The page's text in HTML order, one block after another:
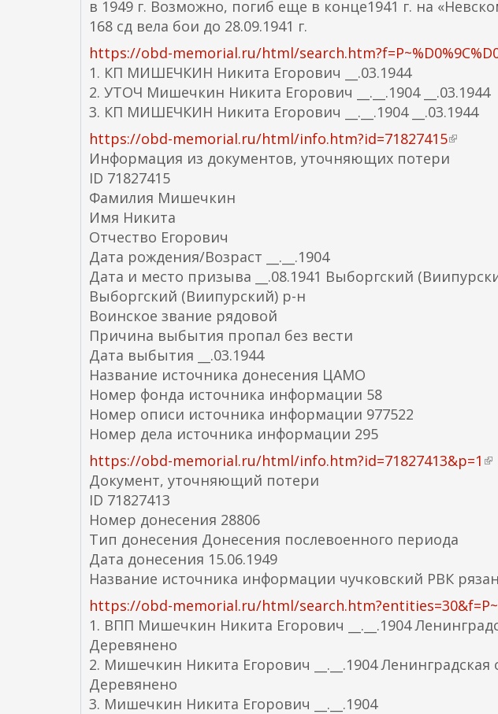
в 1949 г. Возможно, погиб еще в конце1941 г. на
168 сд вела бои до 28.09.1941 г.
https://obd-memorial.ru/html/
1. КП МИШЕЧКИН Никита Егорович __.03.1944
2. УТОЧ Мишечкин Никита Егорович __.__.1904 __.03.1944
3. КП МИШЕЧКИН Никита Егорович __.__.1904 __.03.1944
https://obd-memorial.ru/html/info.htm?id=71827415(
в
я
Информация из документов, уточняющих потери
ID 71827415
Фамилия Мишечкин
Имя Никита
Отчество Егорович
Дата рождения/Возраст __.__.1904
Дата и место призыва __.08.1941 Выборгский
Выборгский (Виипурский) р-н
Воинское звание рядовой
Причина выбытия пропал без вести
Дата выбытия __.03.1944
Название источника донесения ЦАМО
Номер фонда источника информации 58
Номер описи источника информации 977522
Номер дела источника информации 295
https://obd-memorial.ru/html/info.htm?id=71827413&p=1 (
я
я
с
с
ы
Документ, уточняющий потери
ID 71827413
Номер донесения 28806
Тип донесения Донесения послевоенного периода
Дата донесения 15.06.1949
Название источника информации чучковский РВК
https://obd-memorial.ru/html/
1. ВПП Мишечкин Никита Егорович __.__.1904
Деревянено
2. Мишечкин Никита Егорович __.__.1904 Ленинградская
Деревянено
3. Мишечкин Никита Егорович __.__.1904